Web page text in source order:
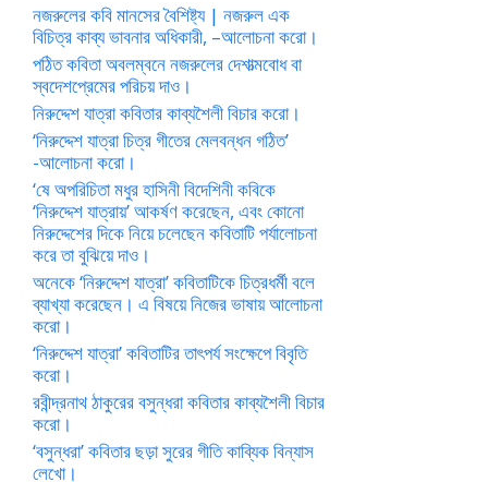
নজরুলের কবি মানসের বৈশিষ্ট্য | নজরুল এক
বিচিত্র কাব্য ভাবনার অধিকারী, –আলোচনা করো।
পঠিত কবিতা অবলম্বনে নজরুলের দেশাত্মবোধ বা
স্বদেশপ্রেমের পরিচয় দাও।
নিরুদ্দেশ যাত্রা কবিতার কাব্যশৈলী বিচার করো।
‘নিরুদ্দেশ যাত্রা চিত্র গীতের মেলবন্ধন গঠিত’
-আলোচনা করো।
‘ষে অপরিচিতা মধুর হাসিনী বিদেশিনী কবিকে
‘নিরুদ্দেশ যাত্রায়’ আকর্ষণ করেছেন, এবং কোনো
নিরুদ্দেশের দিকে নিয়ে চলেছেন কবিতাটি পর্যালোচনা
করে তা বুঝিয়ে দাও।
অনেকে ‘নিরুদ্দেশ যাত্রা’ কবিতাটিকে চিত্রধর্মী বলে
ব্যাখ্যা করেছেন। এ বিষয়ে নিজের ভাষায় আলোচনা
করো।
‘নিরুদ্দেশ যাত্রা’ কবিতাটির তাৎপর্য সংক্ষেপে বিবৃতি
করো।
রবীন্দ্রনাথ ঠাকুরের বসুন্ধরা কবিতার কাব্যশৈলী বিচার
করো।
‘বসুন্ধরা’ কবিতার ছড়া সুরের গীতি কাব্যিক বিন্যাস
লেখো।